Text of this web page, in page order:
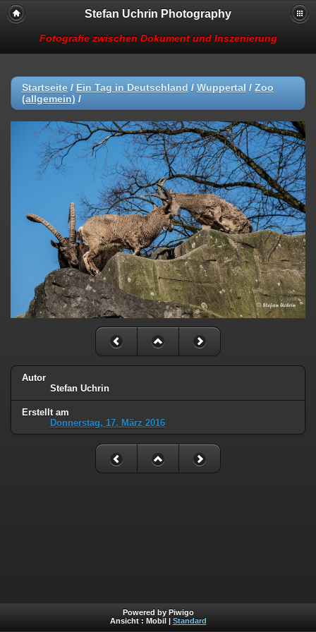
Stefan Uchrin Photography
Fotografie zwischen Dokument und Inszenierung
Startseite / Ein Tag in Deutschland / Wuppertal / Zoo
(allgemein) /
Autor
Stefan Uchrin
Erstellt am
Donnerstag, 17. März 2016
Powered by Piwigo
Ansicht : Mobil Standard